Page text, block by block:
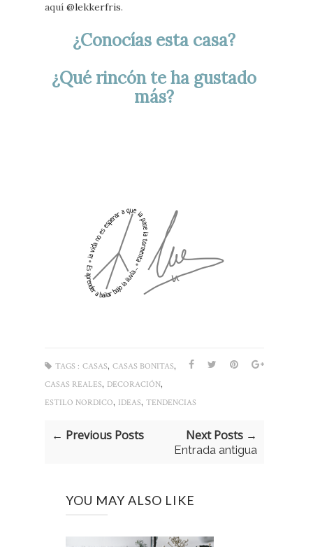
aquí @lekkerfris.
¿Conocías esta casa?
¿Qué rincón te ha gustado
más?
TAGS : CASAS, CASAS BONITAS,
CASAS REALES, DECORACIÓN,
ESTILO NORDICO, IDEAS, TENDENCIAS
← Previous Posts Next Posts →
Entrada antigua
YOU MAY ALSO LIKE